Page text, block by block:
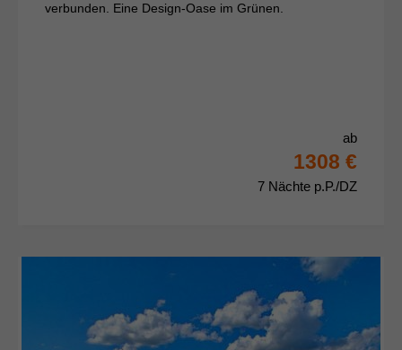
verbunden. Eine Design-Oase im Grünen.
ab
1308 €
7 Nächte p.P./DZ